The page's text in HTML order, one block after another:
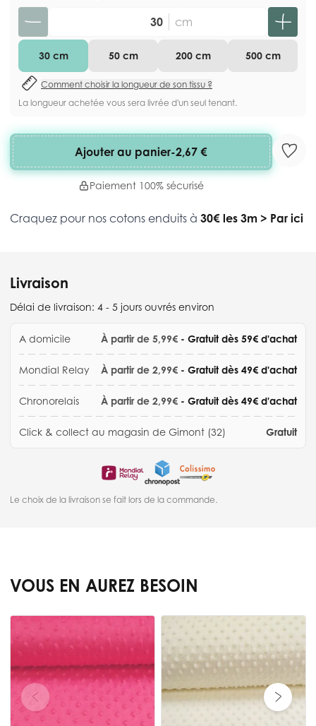
cm
30 cm 50 cm 200 cm 500 cm
Comment choisir la longueur de son tissu ?
La longueur achetée vous sera livrée d'un seul tenant.
Ajouter au panier-2,67 €
Paiement 100% sécurisé
Craquez pour nos cotons enduits à 30€ les 3m > Par ici
Livraison
Délai de livraison: 4 - 5 jours ouvrés environ
A domicile À partir de 5,99€ - Gratuit dès 59€ d'achat
Mondial Relay À partir de 2,99€ - Gratuit dès 49€ d'achat
Chronorelais À partir de 2,99€ - Gratuit dès 49€ d'achat
Click & collect au magasin de Gimont (32) Gratuit
Le choix de la livraison se fait lors de la commande.
VOUS EN AUREZ BESOIN
Press to skip carousel